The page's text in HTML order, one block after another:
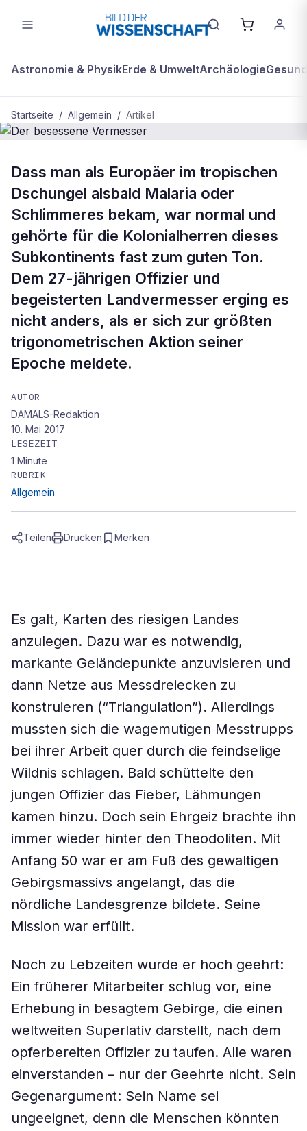
Astronomie & PhysikErde & UmweltArchäologie
Startseite / Allgemein / Artikel
Der besessene Vermesser
Dass man als Europäer im tropischen
Dschungel alsbald Malaria oder
Schlimmeres bekam, war normal und
gehörte für die Kolonialherren dieses
Subkontinents fast zum guten Ton.
Dem 27-jährigen Offizier und
begeisterten Landvermesser erging es
nicht anders, als er sich zur größten
trigonometrischen Aktion seiner
Epoche meldete.
AUTOR
DAMALS-Redaktion
10. Mai 2017
LESEZEIT
1 Minute
RUBRIK
Allgemein
Teilen Drucken Merken
Es galt, Karten des riesigen Landes
anzulegen. Dazu war es notwendig,
markante Geländepunkte anzuvisieren und
dann Netze aus Messdreiecken zu
konstruieren (“Triangulation”). Allerdings
mussten sich die wagemutigen Messtrupps
bei ihrer Arbeit quer durch die feindselige
Wildnis schlagen. Bald schüttelte den
jungen Offizier das Fieber, Lähmungen
kamen hinzu. Doch sein Ehrgeiz brachte ihn
immer wieder hinter den Theodoliten. Mit
Anfang 50 war er am Fuß des gewaltigen
Gebirgsmassivs angelangt, das die
nördliche Landesgrenze bildete. Seine
Mission war erfüllt.
Noch zu Lebzeiten wurde er hoch geehrt:
Ein früherer Mitarbeiter schlug vor, eine
Erhebung in besagtem Gebirge, die einen
weltweiten Superlativ darstellt, nach dem
opferbereiten Offizier zu taufen. Alle waren
einverstanden – nur der Geehrte nicht. Sein
Gegenargument: Sein Name sei
ungeeignet, denn die Menschen könnten